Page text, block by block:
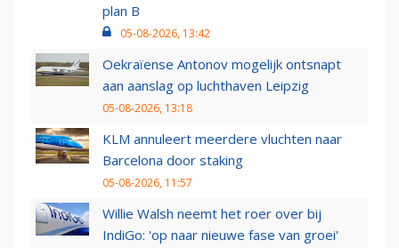
plan B
05-08-2026, 13:42
Oekraïense Antonov mogelijk ontsnapt
aan aanslag op luchthaven Leipzig
05-08-2026, 13:18
KLM annuleert meerdere vluchten naar
Barcelona door staking
05-08-2026, 11:57
Willie Walsh neemt het roer over bij
IndiGo: 'op naar nieuwe fase van groei'